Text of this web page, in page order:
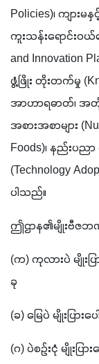
Policies)၊ ကျားမ
ကူးသန်းရောင်းဝယ်
and Innovation
ဖွံ့ဖြိုး တိုးတက်မှု
အာဟာရဓာတ်၊ အတို
အစားအစာများ
Foods)၊ နည်းပ
(Technology
ပါသည်။
ဤဌာန၏မျိုးဗီဇဘဏ်
(က) ကုလားပဲ မျိုးပြ
ခု
(ခ) မြေပဲ မျိုးပြား
(ဂ) ပဲစဉ်းငုံ မျိုးပြာ